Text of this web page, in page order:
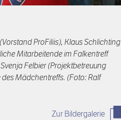
ProFiliis), Klaus Schlichting
Mitarbeitende im Falkentreff
Felbier (Projektbetreuung
Mädchentreffs. (Foto: Ralf
Zur Bildergalerie